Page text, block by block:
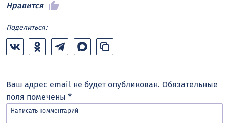
Нравится
Поделиться:
Ваш адрес email не будет опубликован. Обязательные
поля помечены *